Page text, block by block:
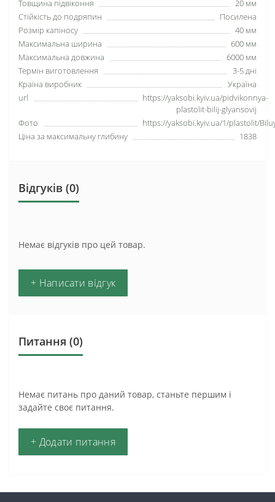
Товщина підвіконня
20 мм
Стійкість до подряпин
Посилена
Розмір капіносу
40 мм
Максимальна ширина
600 мм
Максимальна довжина
6000 мм
Термін виготовлення
3-5 дні
Країна виробник
Україна
url
https://yaksobi.kyiv.ua/pidvikonnya-
plastolit-bilij-glyansovij
Фото
https://yaksobi.kyiv.ua/1/plastolit/
Ціна за максимальну глибину
1838
Відгуків (0)
Немає відгуків про цей товар.
+ Написати відгук
Питання (0)
Немає питань про даний товар, станьте першим і
задайте своє питання.
+ Додати питання